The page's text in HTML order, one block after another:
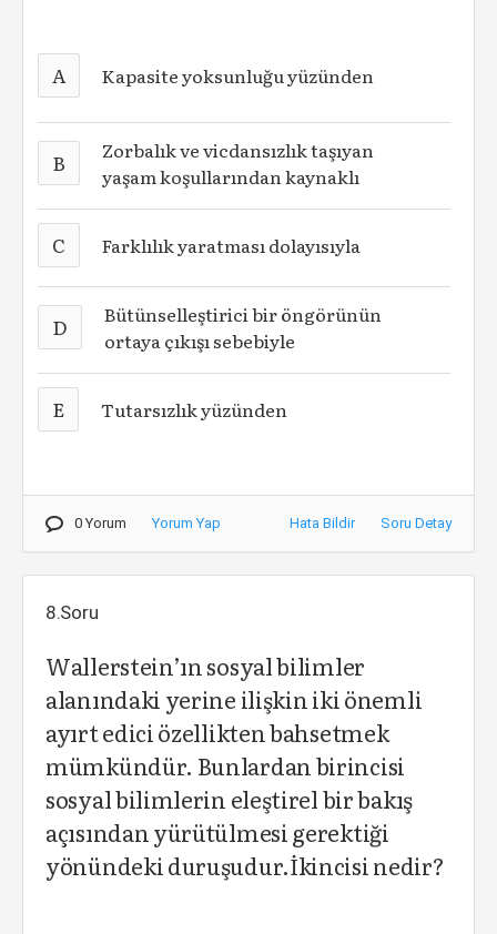
A Kapasite yoksunluğu yüzünden
B
Zorbalık ve vicdansızlık taşıyan
yaşam koşullarından kaynaklı
C Farklılık yaratması dolayısıyla
D
Bütünselleştirici bir öngörünün
ortaya çıkışı sebebiyle
E Tutarsızlık yüzünden
0 Yorum Yorum Yap Hata Bildir Soru Detay
8.Soru
Wallerstein’ın sosyal bilimler
alanındaki yerine ilişkin iki önemli
ayırt edici özellikten bahsetmek
mümkündür. Bunlardan birincisi
sosyal bilimlerin eleştirel bir bakış
açısından yürütülmesi gerektiği
yönündeki duruşudur.İkincisi nedir?